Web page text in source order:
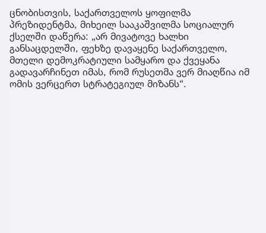
ცნობისთვის, საქართველოს ყოფილმა
პრეზიდენტმა, მიხეილ სააკაშვილმა სოციალურ
ქსელში დაწერა: „არ მივატოვე ხალხი
განსაცდელში, ფეხზე დავაყენე საქართველო,
მთელი დემოკრატიული სამყარო და ქვეყანა
გადავარჩინეთ იმას, რომ რუსეთმა ვერ მიაღწია იმ
ომის ვერცერთ სტრატეგიულ მიზანს“.